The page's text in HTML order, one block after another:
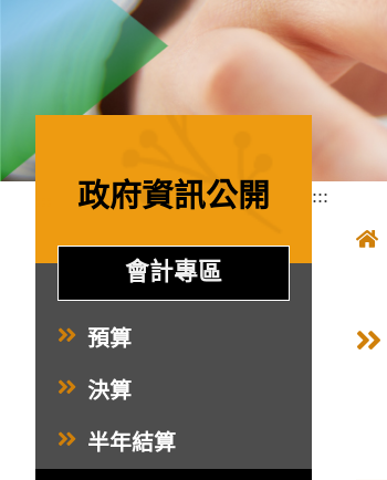
政府資訊公開
會計專區
預算
決算
半年結算
:::